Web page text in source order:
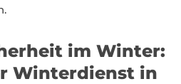
im Winter:
Winterdienst in